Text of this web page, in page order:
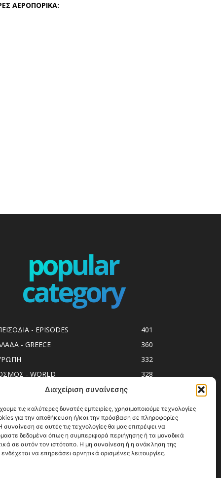
Διαχείριση συναίνεσης
τις καλύτερες δυνατές εμπειρίες, χρησιμοποιούμε τεχνολογίες
για την αποθήκευση ή/και την πρόσβαση σε πληροφορίες
σε αυτές τις τεχνολογίες θα μας επιτρέψει να
δεδομένα όπως η συμπεριφορά περιήγησης ή τα μοναδικά
σε αυτόν τον ιστότοπο. Η μη συναίνεση ή η ανάκληση της
να επηρεάσει αρνητικά ορισμένες λειτουργίες.
ΑΕΡΟΠΟΡΙΚΑ:
popular
category
- EPISODES
401
- GREECE
360
332
- WORLD
328
spots
293
Release
250
244
ΟΔΗΓΟΙ
215